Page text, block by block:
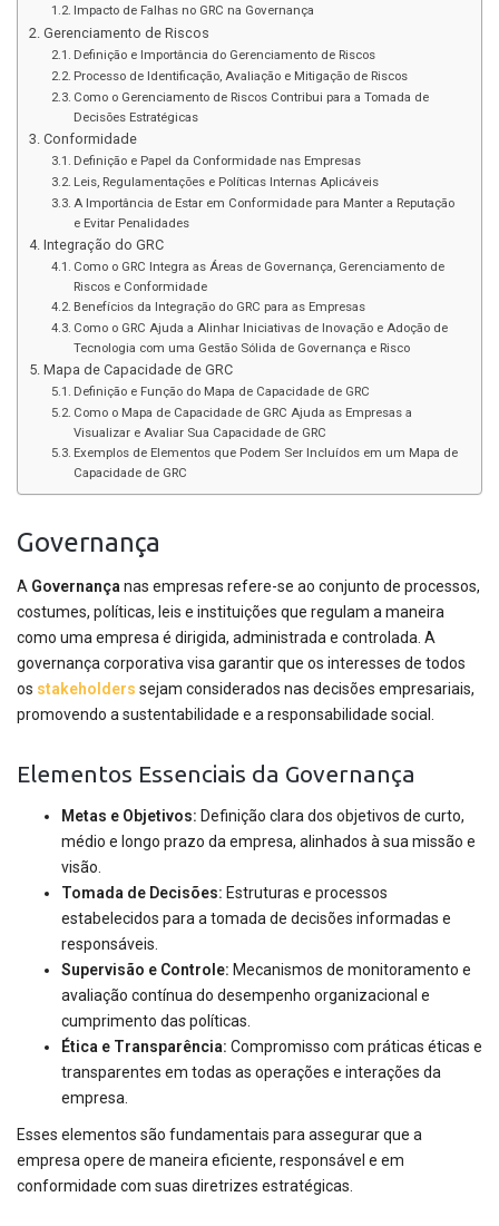
Impacto de Falhas no GRC na Governança
Gerenciamento de Riscos
Definição e Importância do Gerenciamento de Riscos
Processo de Identificação, Avaliação e Mitigação de Riscos
Como o Gerenciamento de Riscos Contribui para a Tomada de
Decisões Estratégicas
Conformidade
Definição e Papel da Conformidade nas Empresas
Leis, Regulamentações e Políticas Internas Aplicáveis
A Importância de Estar em Conformidade para Manter a Reputação
e Evitar Penalidades
Integração do GRC
Como o GRC Integra as Áreas de Governança, Gerenciamento de
Riscos e Conformidade
Benefícios da Integração do GRC para as Empresas
Como o GRC Ajuda a Alinhar Iniciativas de Inovação e Adoção de
Tecnologia com uma Gestão Sólida de Governança e Risco
Mapa de Capacidade de GRC
Definição e Função do Mapa de Capacidade de GRC
Como o Mapa de Capacidade de GRC Ajuda as Empresas a
Visualizar e Avaliar Sua Capacidade de GRC
Exemplos de Elementos que Podem Ser Incluídos em um Mapa de
Capacidade de GRC
Governança
A Governança nas empresas refere-se ao conjunto de processos,
costumes, políticas, leis e instituições que regulam a maneira
como uma empresa é dirigida, administrada e controlada. A
governança corporativa visa garantir que os interesses de todos
os stakeholders sejam considerados nas decisões empresariais,
promovendo a sustentabilidade e a responsabilidade social.
Elementos Essenciais da Governança
Metas e Objetivos: Definição clara dos objetivos de curto,
médio e longo prazo da empresa, alinhados à sua missão e
visão.
Tomada de Decisões: Estruturas e processos
estabelecidos para a tomada de decisões informadas e
responsáveis.
Supervisão e Controle: Mecanismos de monitoramento e
avaliação contínua do desempenho organizacional e
cumprimento das políticas.
Ética e Transparência: Compromisso com práticas éticas e
transparentes em todas as operações e interações da
empresa.
Esses elementos são fundamentais para assegurar que a
empresa opere de maneira eficiente, responsável e em
conformidade com suas diretrizes estratégicas.